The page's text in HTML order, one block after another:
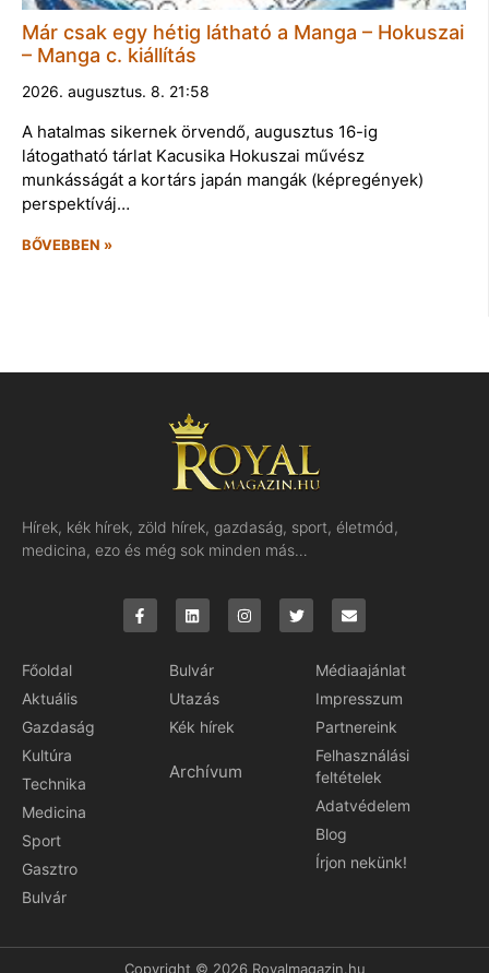
Már csak egy hétig látható a Manga – Hokuszai
– Manga c. kiállítás
2026. augusztus. 8. 21:58
A hatalmas sikernek örvendő, augusztus 16-ig
látogatható tárlat Kacusika Hokuszai művész
munkásságát a kortárs japán mangák (képregények)
perspektíváj…
BŐVEBBEN »
Hírek, kék hírek, zöld hírek, gazdaság, sport, életmód,
medicina, ezo és még sok minden más…
Főoldal
Aktuális
Gazdaság
Kultúra
Technika
Medicina
Sport
Gasztro
Bulvár
Bulvár
Utazás
Kék hírek
Archívum
Médiaajánlat
Impresszum
Partnereink
Felhasználási
feltételek
Adatvédelem
Blog
Írjon nekünk!
Copyright © 2026 Royalmagazin.hu